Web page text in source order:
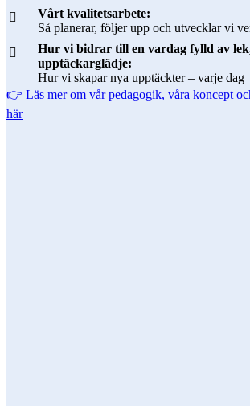
Vårt kvalitetsarbete:
Så planerar, följer upp och utvecklar vi
Hur vi bidrar till en vardag fylld av
upptäckarglädje:
Hur vi skapar nya upptäckter – varje dag
👉 Läs mer om vår pedagogik, våra koncept
här